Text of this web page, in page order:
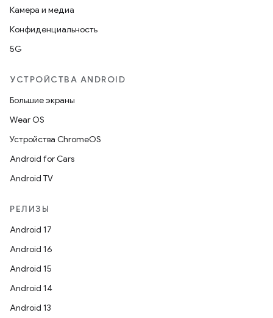
Камера и медиа
Конфиденциальность
5G
УСТРОЙСТВА ANDROID
Большие экраны
Wear OS
Устройства ChromeOS
Android for Cars
Android TV
РЕЛИЗЫ
Android 17
Android 16
Android 15
Android 14
Android 13